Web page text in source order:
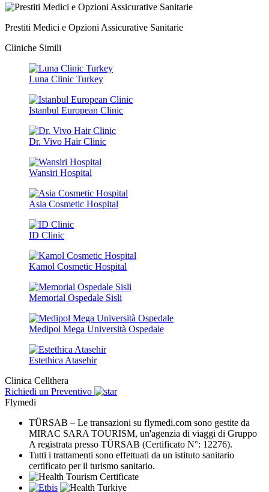
Prestiti Medici e Opzioni Assicurative Sanitarie
Cliniche Simili
Luna Clinic Turkey
Istanbul European Clinic
Dr. Vivo Hair Clinic
Wansiri Hospital
Asia Cosmetic Hospital
ID Clinic
Kamol Cosmetic Hospital
Memorial Ospedale Sisli
Medipol Mega Università Ospedale
Estethica Atasehir
Clinica Cellthera
Richiedi un Preventivo
Flymedi
TÜRSAB – Le transazioni su flymedi.com sono gestite da
MIRAC SARA TOURISM, un'agenzia di viaggi di Gruppo
A registrata presso TÜRSAB (Certificato N°: 12276).
Tutti i trattamenti sono effettuati da un istituto sanitario
certificato per il turismo sanitario.